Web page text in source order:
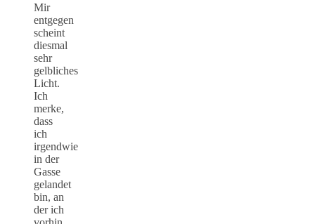
Mir
entgegen
scheint
diesmal
sehr
gelbliches
Licht.
Ich
merke,
dass
ich
irgendwie
in der
Gasse
gelandet
bin, an
der ich